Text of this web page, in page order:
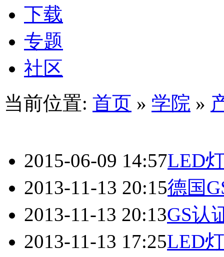
下载
专题
社区
当前位置: 首页 » 学院 »
2015-06-09 14:57LED
2013-11-13 20:15德国
2013-11-13 20:13GS认
2013-11-13 17:25LED